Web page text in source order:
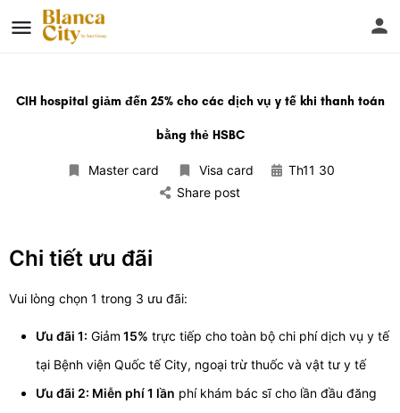
CIH hospital giảm đến 25% cho các dịch vụ y tế khi thanh toán
bằng thẻ HSBC
Master card Visa card
Th11 30
Share post
Chi tiết ưu đãi
Vui lòng chọn 1 trong 3 ưu đãi:
Ưu đãi 1: Giảm 15% trực tiếp cho toàn bộ chi phí dịch vụ y tế
tại Bệnh viện Quốc tế City, ngoại trừ thuốc và vật tư y tế
Ưu đãi 2: Miễn phí 1 lần phí khám bác sĩ cho lần đầu đăng